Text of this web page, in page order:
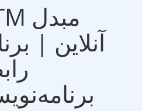
آنلاین |